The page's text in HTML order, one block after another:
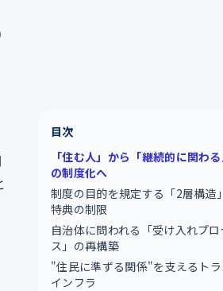
目次
「住む人」から「継続的に関わる
の制度化へ
制度の目的を規定する「2層構造
特典の制限
自治体に問われる「受け入れプロ
ス」の再構築
"住民に準ずる関係"を支えるトラ
インフラ